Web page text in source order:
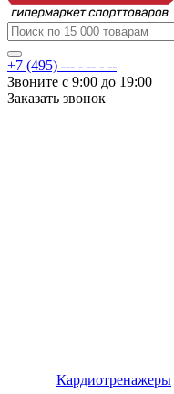
+7 (495) --- - -- - --
Звоните с 9:00 до 19:00
Заказать звонок
Кардиотренажеры